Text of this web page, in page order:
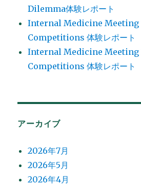
Dilemma体験レポート
Internal Medicine Meeting
Competitions 体験レポート
Internal Medicine Meeting
Competitions 体験レポート
アーカイブ
2026年7月
2026年5月
2026年4月